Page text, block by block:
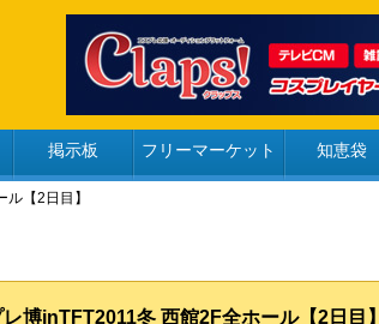
掲示板 フリーマーケット 知恵袋
【2日目】
博inTFT2011冬 西館2F全ホール【2日目】